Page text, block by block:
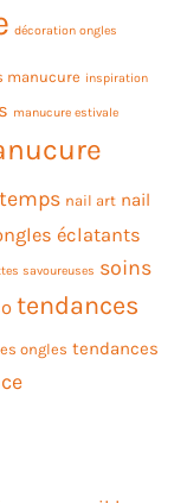
décoration ongles
manucure inspiration
manucure estivale
nail art nail
éclatants
savoureuses soins
tendances
ongles tendances